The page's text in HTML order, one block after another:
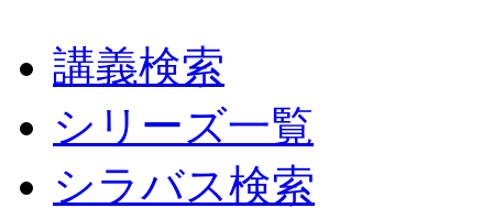
講義検索
シリーズ一覧
シラバス検索